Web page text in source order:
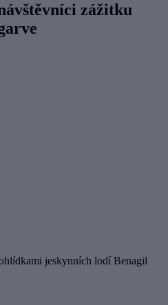
zážitku
jeskynních lodí Benagil